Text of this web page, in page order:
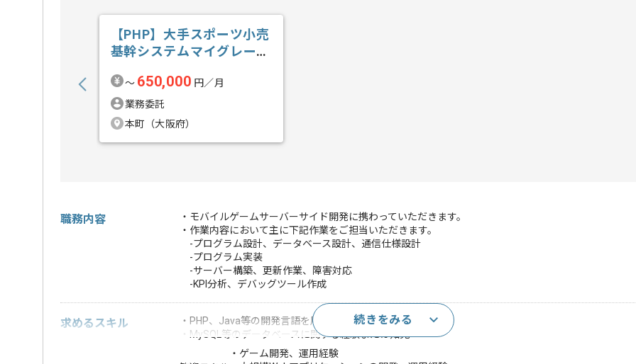
【PHP】大手スポーツ小売
基幹システムマイグレーシ
〜 650,000 円／月
業務委託
本町（大阪府）
職務内容
・モバイルゲームサーバーサイド開発に携わっていただきます。
・作業内容において主に下記作業をご担当いただきます。
-プログラム設計、データベース設計、通信仕様設計
-プログラム実装
-サーバー構築、更新作業、障害対応
-KPI分析、デバッグツール作成
求めるスキル
・PHP、Java等の開発言語を用いたサーバサイド開発経験
・MySQL等のデータベースに関する経験または知見
・ゲーム開発、運用経験
続きをみる